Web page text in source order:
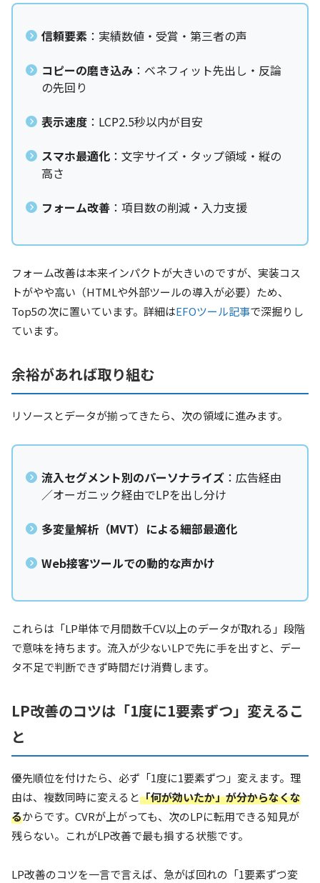
信頼要素 ：実績数値・受賞・第三者の声
コピーの磨き込み ：ベネフィット先出し・反論
の先回り
表示速度 ：LCP2.5秒以内が目安
スマホ最適化 ：文字サイズ・タップ領域・縦の
高さ
フォーム改善 ：項目数の削減・入力支援
フォーム改善は本来インパクトが大きいのですが、実装コス
トがやや高い（HTMLや外部ツールの導入が必要）ため、
Top5の次に置いています。詳細はEFOツール記事で深掘りし
ています。
余裕があれば取り組む
リソースとデータが揃ってきたら、次の領域に進みます。
流入セグメント別のパーソナライズ ：広告経由
／オーガニック経由でLPを出し分け
多変量解析（MVT）による細部最適化
Web接客ツールでの動的な声かけ
これらは「LP単体で月間数千CV以上のデータが取れる」段階
で意味を持ちます。流入が少ないLPで先に手を出すと、デー
タ不足で判断できず時間だけ消費します。
LP改善のコツは「1度に1要素ずつ」変えるこ
と
優先順位を付けたら、必ず「1度に1要素ずつ」変えます。理
由は、複数同時に変えると「何が効いたか」が分からなくな
るからです。CVRが上がっても、次のLPに転用できる知見が
残らない。これがLP改善で最も損する状態です。
LP改善のコツを一言で言えば、急がば回れの「1要素ずつ変